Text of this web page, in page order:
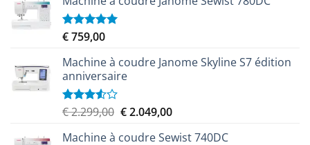
initial
actuel
Note5.00
€759,00
Machine à coudre Janome Skyline S7 édition
anniversaire
Note
sur
5
€2.299,00 Le
initial
€2.049,00Le
actuel
Machine à coudre Sewist 740DC